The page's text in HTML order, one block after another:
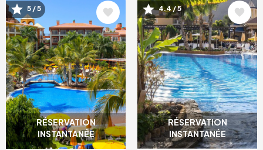
RÉSERVATION
INSTANTANÉE
Image
5 / 5
RÉSERVATION
INSTANTANÉE
Image
4.4 / 5